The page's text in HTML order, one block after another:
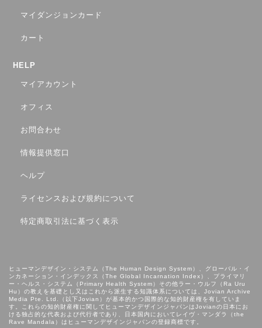
マイダンジョンカード
カート
HELP
マイアカウント
オフィス
お問合わせ
情報提供窓口
ヘルプ
ライセンスおよび規約について
特定商取引法に基づく表示
ヒューマンデザイン・システム（The Human Design System）、グローバル・イ
ンカネーション・インデックス（The Global Incarnation Index）、プライマリ
ー・ヘルス・システム（Primary Health System）その他ラー・ウルフ（Ra Uru
Hu）の教えを基礎とし⼜はこれから派⽣する知識体系については、Jovian Archive
Media Pte. Ltd.（以下Jovian）が基本的かつ国際的な知的財産権を有していま
す。これらの知的財産権に関してヒューマンデザインジャパンはJovianの日本にお
ける独占的な代表および代行者であり、日本国内においてレイヴ・マンダラ（the
Rave Mandala）はヒューマンデザインジャパンの登録商標です。